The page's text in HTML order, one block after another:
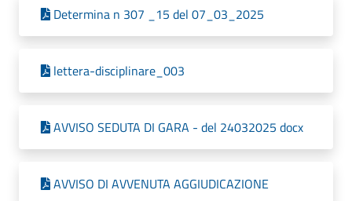
Determina n 307 _15 del 07_03_2025
lettera-disciplinare_003
AVVISO SEDUTA DI GARA - del 24032025 docx
AVVISO DI AVVENUTA AGGIUDICAZIONE